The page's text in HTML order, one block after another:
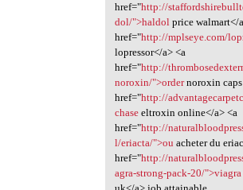
href="http://
dol/">haldolprice walmart</
href="http://mplseye.com/
lopressor</a> <a
href="http://
noroxin/">ordernoroxin
href="http://
chaseeltroxin online</a> <a
href="http://
l/eriacta/">ou acheter du
href="http://
agra-strong-pack-20/">viagra